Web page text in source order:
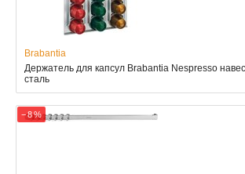
Brabantia
Держатель для капсул Brabantia Nespresso
сталь
− 8 %